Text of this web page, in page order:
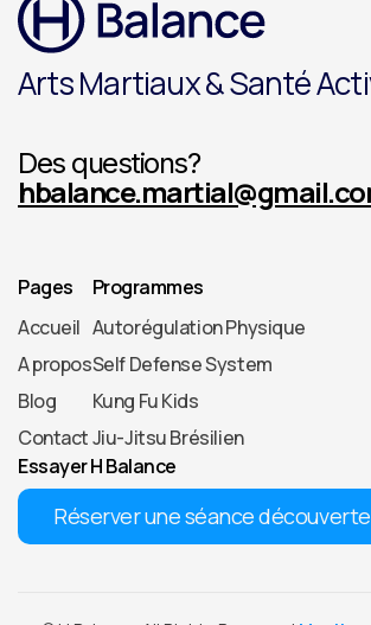
Arts Martiaux & Santé
Des questions?
Pages
Accueil
A propos
Blog
Contact
Programmes
Autorégulation Physique
Self Defense System
Kung Fu Kids
Jiu-Jitsu Brésilien
Essayer H Balance
Réserver une séance découverte